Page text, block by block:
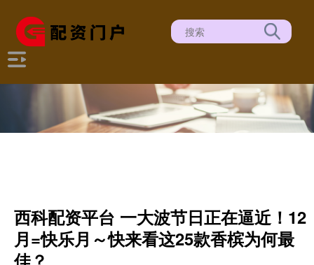
西科配资平台 一大波节日正在逼近！12
月=快乐月～快来看这25款香槟为何最
佳？